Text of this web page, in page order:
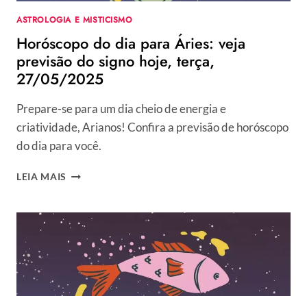
ASTROLOGIA E MISTICISMO
Horóscopo do dia para Áries: veja
previsão do signo hoje, terça,
27/05/2025
Prepare-se para um dia cheio de energia e
criatividade, Arianos! Confira a previsão de horóscopo
do dia para você.
LEIA MAIS HORÓSCOPO
PARA
ÁRIES:
VEJA
PREVISÃO
DO
SIGNO